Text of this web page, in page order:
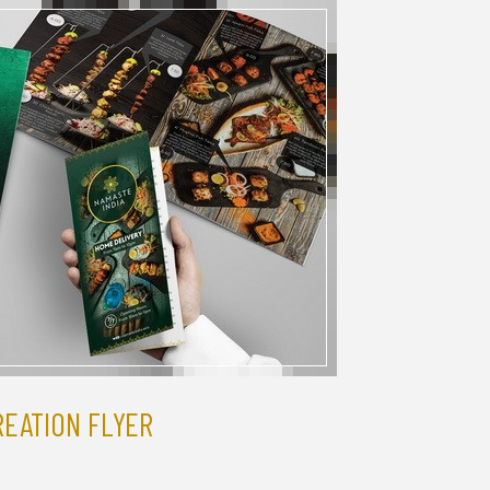
FLYER